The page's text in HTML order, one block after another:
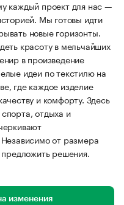
каждый проект для нас —
Мы готовы идти
новые горизонты.
красоту в мельчайших
в произведение
идеи по текстилю на
где каждое изделие
и комфорту. Здесь
отдыха и
от размера
решения.
изменения